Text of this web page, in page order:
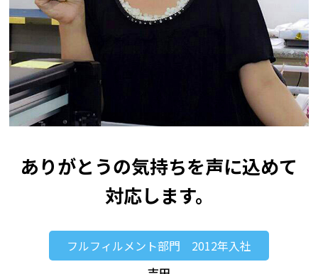
ありがとうの気持ちを声に込めて
対応します。
フルフィルメント部門 2012年入社